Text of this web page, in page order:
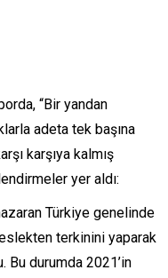
“Bir yandan
adeta tek başına
karşıya kalmış
yer aldı:
Türkiye genelinde
terkinini yaparak
Bu durumda 2021’in